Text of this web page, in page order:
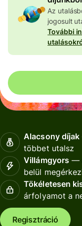
Az
jogosult
További
Alacsony díjak
többet utalsz
Villámgyors —
belül
Tökéletesen
árfolyamot a
Regisztráció